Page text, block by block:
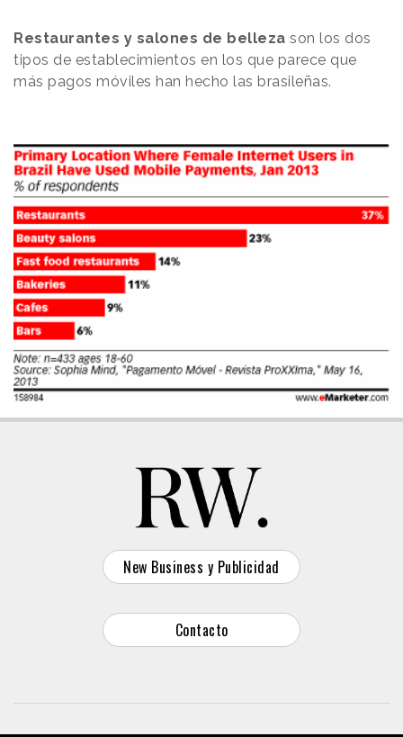
Restaurantes y salones de belleza son los dos
tipos de establecimientos en los que parece que
más pagos móviles han hecho las brasileñas.
New Business y Publicidad
Contacto